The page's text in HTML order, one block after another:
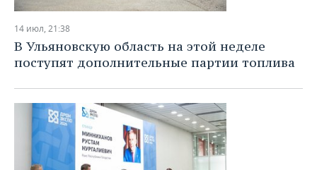
14 июл, 21:38
В Ульяновскую область на этой неделе
поступят дополнительные партии топлива